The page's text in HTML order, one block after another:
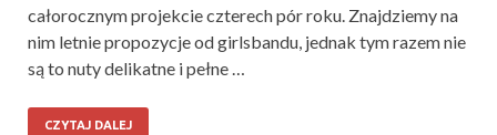
całorocznym projekcie czterech pór roku. Znajdziemy na
nim letnie propozycje od girlsbandu, jednak tym razem nie
są to nuty delikatne i pełne …
CZYTAJ DALEJ